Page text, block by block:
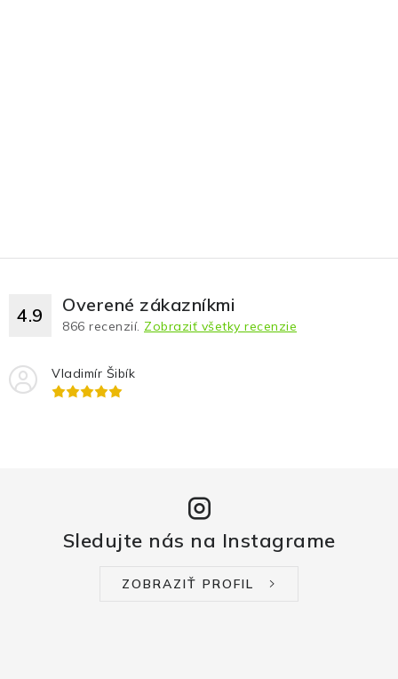
4.9 Overené zákazníkmi
866 recenzií. Zobraziť všetky recenzie
Vladimír Šibík
Sledujte nás na Instagrame
ZOBRAZIŤ PROFIL